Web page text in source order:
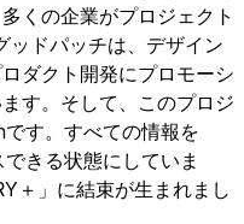
くの企業がプロジェクト
ッドパッチは、デザイン
ダクト開発にプロモーシ
す。そして、このプロジ
す。すべての情報を
きる状態にしていま
＋」に結束が生まれまし